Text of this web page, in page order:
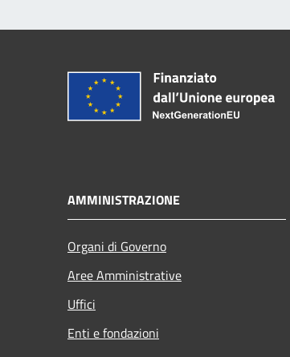
AMMINISTRAZIONE
Organi di Governo
Aree Amministrative
Uffici
Enti e fondazioni